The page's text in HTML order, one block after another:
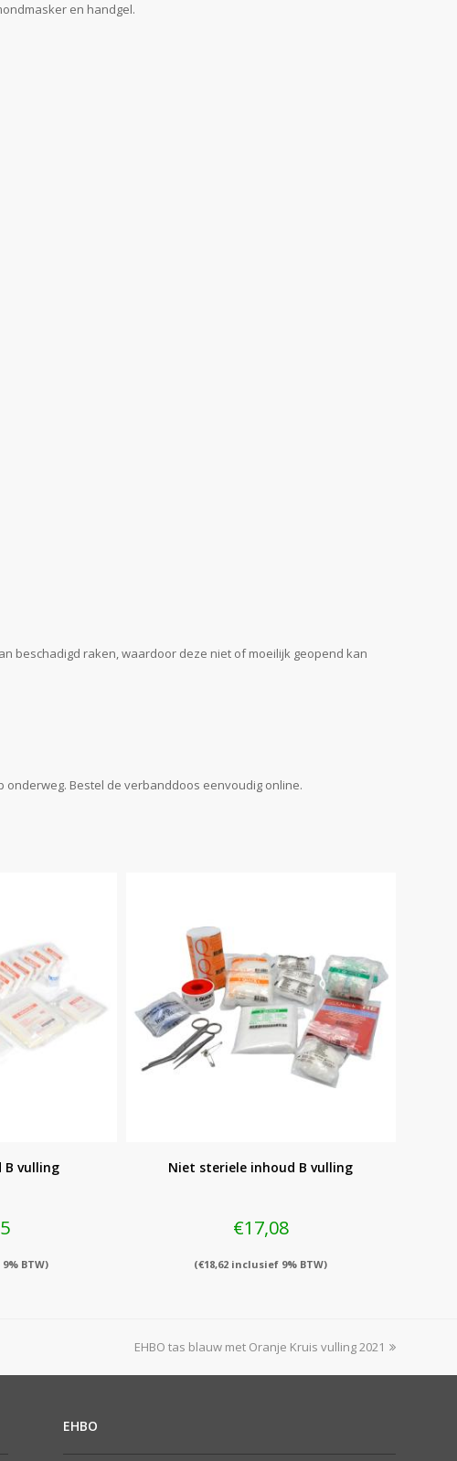
en handgel.
beschadigd raken, waardoor deze niet of moeilijk geopend kan
Bestel de verbanddoos eenvoudig online.
B vulling
BTW)
Niet steriele inhoud B vulling
€17,08
(€18,62 inclusief 9% BTW)
next
EHBO tas blauw met Oranje Kruis vulling 2021
EHBO